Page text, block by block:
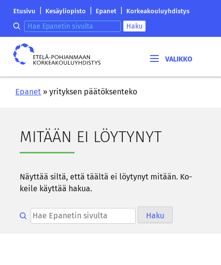
Etelä-
korkeakouluyhdistyksen
saapumissivu
Etusivu Kesäyliopisto Epanet Korkeakouluyhdistys
Hae epanetin sivulta Haku
Etelä-
Pohjanmaan
Epanet »yrityksen päätöksenteko
MI­TÄÄN EI LÖY­TY­NYT
Näyt­tää siltä, että tääl­tä ei löy­ty­nyt mi­tään. Ko­
kei­le käyt­tää hakua.
Hae epanetin sivulta Haku